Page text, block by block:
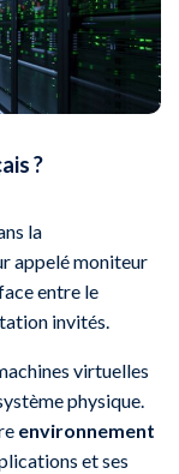
?
la
appelé moniteur
entre le
invités.
virtuelles
physique.
environnement
et ses